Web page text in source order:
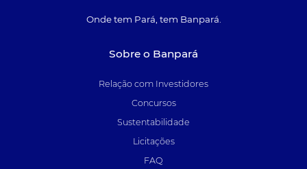
Onde tem Pará, tem Banpará.
Sobre o Banpará
Relação com Investidores
Concursos
Sustentabilidade
Licitações
FAQ